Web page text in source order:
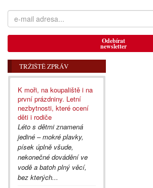
Odebírat
newsletter
TRŽIŠTĚ ZPRÁV
K moři, na koupaliště i na
první prázdniny. Letní
nezbytnosti, které ocení
děti i rodiče
Léto s dětmi znamená
jediné – mokré plavky,
písek úplně všude,
nekonečné dovádění ve
vodě a batoh plný věcí,
bez kterých...